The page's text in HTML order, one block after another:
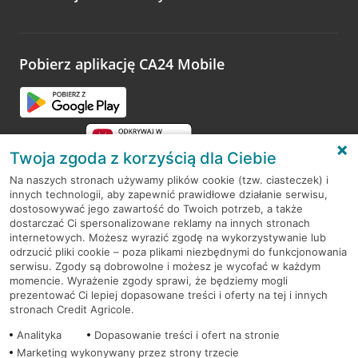
opinie.
Pobierz aplikację CA24 Mobile
RODO
Regulamin serwisu
Mapa serwisu
PolitykaCookies
Twoja zgoda z korzyścią dla Ciebie
Na naszych stronach używamy plików cookie (tzw. ciasteczek) i
innych technologii, aby zapewnić prawidłowe działanie serwisu,
dostosowywać jego zawartość do Twoich potrzeb, a także
dostarczać Ci spersonalizowane reklamy na innych stronach
internetowych. Możesz wyrazić zgodę na wykorzystywanie lub
odrzucić pliki cookie – poza plikami niezbędnymi do funkcjonowania
serwisu. Zgody są dobrowolne i możesz je wycofać w każdym
momencie. Wyrażenie zgody sprawi, że będziemy mogli
prezentować Ci lepiej dopasowane treści i oferty na tej i innych
stronach Credit Agricole.
Analityka
Dopasowanie treści i ofert na stronie
Marketing wykonywany przez strony trzecie